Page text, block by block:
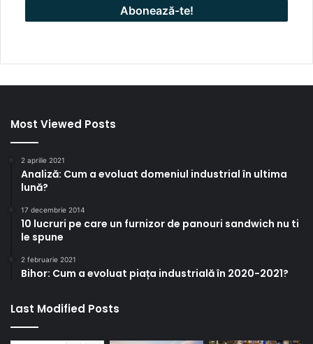
Most Viewed Posts
2 aprilie 2021
Analiză: Cum a evoluat domeniul industrial în ultima
lună?
17 decembrie 2014
10 lucruri pe care un furnizor de panouri sandwich nu ti
le spune
2 februarie 2021
Bihor: Cum a evoluat piața industrială în 2020-2021?
Last Modified Posts